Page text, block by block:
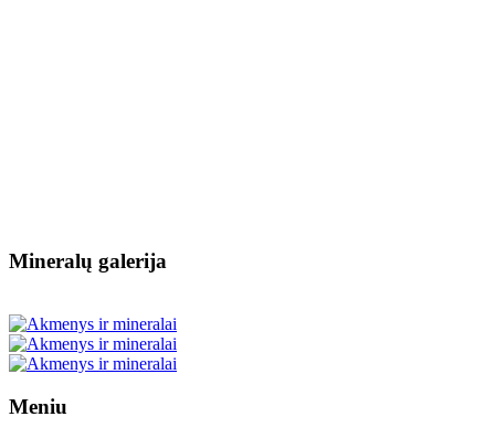
Mineralų galerija
Meniu